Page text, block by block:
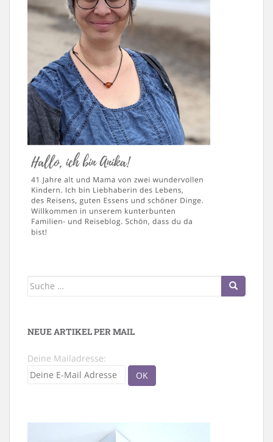
Suche
NEUE ARTIKEL PER MAIL
Deine Mailadresse: